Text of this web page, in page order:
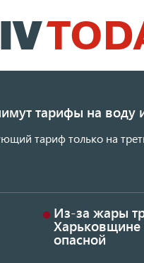
к
основному
тарифы на воду
тариф только на
Из-за жары
Харьковщине
опасной